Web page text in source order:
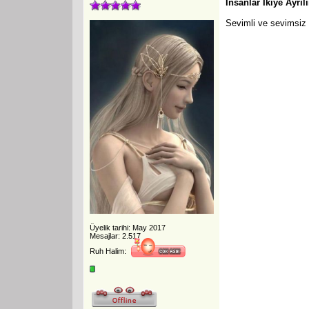
Üyelik tarihi: May 2017
Mesajlar: 2.517
Ruh Halim:
İnsanlar İkiye
Sevimli ve sevimsiz